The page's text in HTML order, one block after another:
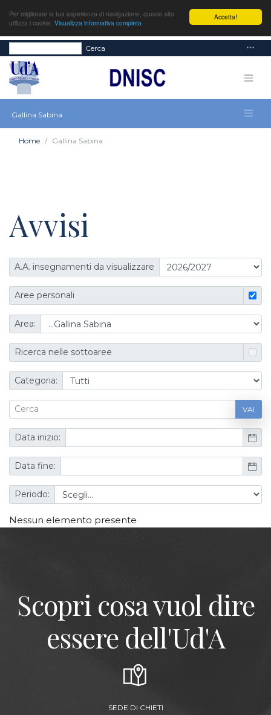
Accetta!
Per migliorare la tua esperienza di navigazione, questo sito
utilizza i cookie. Visualizza informativa completa
Cerca
Gallina Sabina
Home Gallina Sabina
Avvisi
A.A. insegnamenti da visualizzare
Aree personali
Area:
Ricerca nelle sottoaree
Categoria:
VAI
Data inizio:
Data fine:
Periodo:
Nessun elemento presente
Scopri cosa vuol dire
essere dell'Ud'A
SEDE DI CHIETI